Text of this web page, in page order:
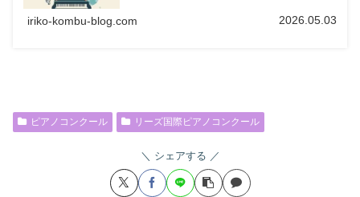
iriko-kombu-blog.com 2026.05.03
ピアノコンクール リーズ国際ピアノコンクール
シェアする